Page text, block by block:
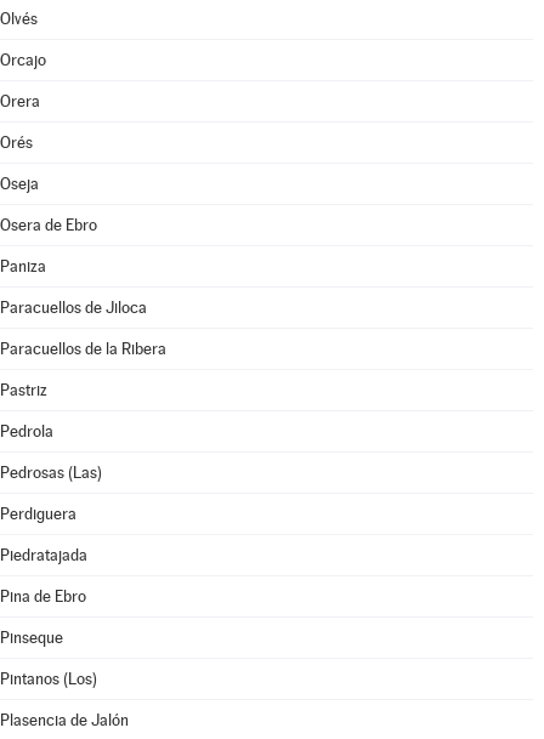
Olvés
Orcajo
Orera
Orés
Oseja
Osera de Ebro
Paniza
Paracuellos de Jiloca
Paracuellos de la Ribera
Pastriz
Pedrola
Pedrosas (Las)
Perdiguera
Piedratajada
Pina de Ebro
Pinseque
Pintanos (Los)
Plasencia de Jalón